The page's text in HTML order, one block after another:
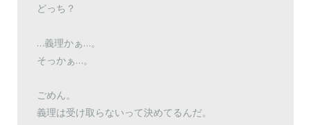
どっち？
…義理かぁ…。
そっかぁ…。
ごめん。
義理は受け取らないって決めてるんだ。